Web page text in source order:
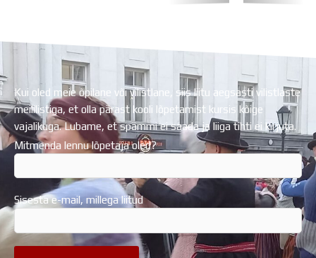
Kui oled meie õpilane või vilistlane, siis liitu aegsasti vilistlaste
meililistiga, et olla pärast kooli lõpetamist kursis kõige
vajalikuga. Lubame, et spämmi ei saada ja liiga tihti ei kirjuta.
Mitmenda lennu lõpetaja oled?
Sisesta e-mail, millega liitud